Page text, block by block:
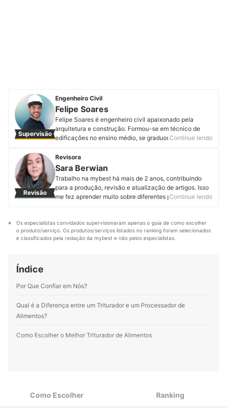
Supervisão
Engenheiro Civil
Felipe Soares
Felipe Soares é engenheiro civil apaixonado pela
arquitetura e construção. Formou-se em técnico de
edificações no ensino médio, se graduou em
fundações. Além disso se aprimorou em diversos cursos
que vão desde design e gerenciamento até elétrica e
hidráulica. Terminou sua segunda pós-graduação em
design de interiores e hoje atua trazendo técnica e
criatividade para seus projetos e consultorias. Criou o
Engeplificando, projeto em que ajuda os profissionais
seja através de suas consultorias online ou dos
serviços de compatibilização e análise de projetos e
obras. Conheça mais sobre o Felipe Castro no
Continue lendo
Revisão
Revisora
Sara Berwian
Trabalho na mybest há mais de 2 anos, contribuindo
para a produção, revisão e atualização de artigos. Isso
me fez aprender muito sobre diferentes produtos e
incomum. Apesar de não ser formada na área, sempre
gostei de escrever. Foi isso o que me trouxe até o time
da mybest e me motiva a produzir mais, entregando
Perfil de Sara Berwian
Continue lendo
Os especialistas convidados supervisionaram apenas o guia de como escolher
o produto/serviço. Os produtos/serviços listados no ranking foram selecionados
e classificados pela redação da mybest e não pelos especialistas.
Índice
Por Que Confiar em Nós?
Qual é a Diferença entre um Triturador e um Processador de
Alimentos?
Como Escolher o Melhor Triturador de Alimentos
3
Prefira Modelos com Câmara de Trituração em Aço Inox para
Maior Resistência
Como Escolher Ranking